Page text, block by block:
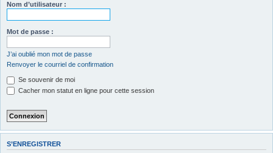
Nom d’utilisateur :
Mot de passe :
J’ai oublié mon mot de passe
Renvoyer le courriel de confirmation
Se souvenir de moi
Cacher mon statut en ligne pour cette session
S’ENREGISTRER